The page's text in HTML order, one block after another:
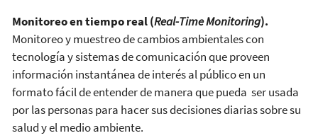
Monitoreo en tiempo real (Real-Time Monitoring).
Monitoreo y muestreo de cambios ambientales con
tecnología y sistemas de comunicación que proveen
información instantánea de interés al público en un
formato fácil de entender de manera que pueda ser usada
por las personas para hacer sus decisiones diarias sobre su
salud y el medio ambiente.